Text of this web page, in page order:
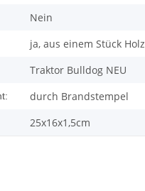
Nein
ja, aus einem Stück Holz
Traktor Bulldog NEU
durch Brandstempel
25x16x1,5cm